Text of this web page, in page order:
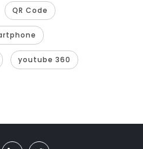
QR Code
youtube 360